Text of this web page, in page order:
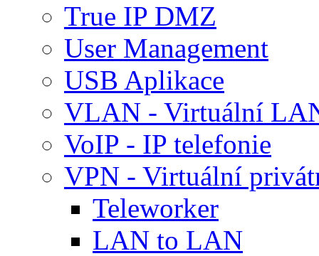
True IP DMZ
User Management
USB Aplikace
VLAN - Virtuální
VoIP - IP telefonie
VPN - Virtuální
Teleworker
LAN to LAN